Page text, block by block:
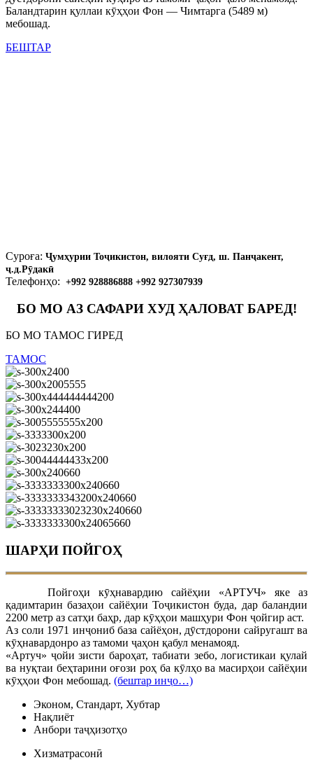
Баландтарин қуллаи кӯҳҳои Фон — Чимтарга (5489 м)
мебошад.
БЕШТАР
Суроға: Ҷумҳурии Тоҷикистон, вилояти Суғд, ш. Панҷакент,
ҷ.д.Рӯдакӣ
Телефонҳо: +992 928886888 +992 927307939
БО МО АЗ САФАРИ ХУД ҲАЛОВАТ БАРЕД!
БО МО ТАМОС ГИРЕД
ТАМОС
ШАРҲИ ПОЙГОҲ
Пойгоҳи кӯҳнавардию сайёҳии «АРТУЧ» яке аз
қадимтарин базаҳои сайёҳии Тоҷикистон буда, дар баландии
2200 метр аз сатҳи баҳр, дар кӯҳҳои машҳури Фон ҷойгир аст.
Аз соли 1971 инҷониб база сайёҳон, дӯстдорони сайругашт ва
кӯҳнавардонро аз тамоми ҷаҳон қабул менамояд.
«Артуч» ҷойи зисти бароҳат, табиати зебо, логистикаи қулай
ва нуқтаи беҳтарини оғози роҳ ба кӯлҳо ва масирҳои сайёҳии
кӯҳҳои Фон мебошад. (бештар инҷо…)
Эконом, Стандарт, Хубтар
Нақлиёт
Анбори таҷҳизотҳо
Хизматрасонӣ